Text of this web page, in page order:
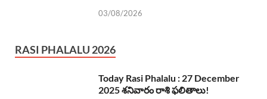
03/08/2026
RASI PHALALU 2026
Today Rasi Phalalu : 27 December
2025 శనివారం రాశి ఫలితాలు!